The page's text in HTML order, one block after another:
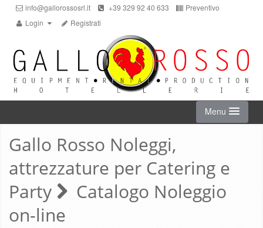
info@gallorossosrl.it +39 329 92 40 633
Preventivo
Login
Registrati
Menu
HOME
NOLEGGIO ON-LINE
CHI SIAMO
Gallo Rosso Noleggi,
attrezzature per Catering e
Party
Catalogo Noleggio
on-line